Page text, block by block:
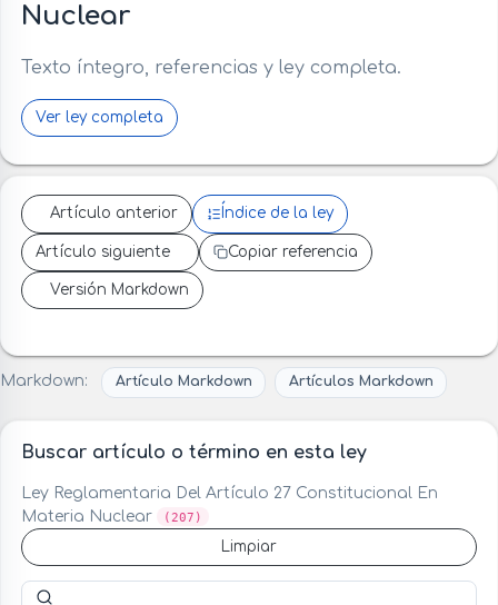
Nuclear
Texto íntegro, referencias y ley completa.
Ver ley completa
Artículo anterior Índice de la ley
Artículo siguiente Copiar referencia
Versión Markdown
Markdown: Artículo Markdown Artículos Markdown
Buscar artículo o término en esta ley
Ley Reglamentaria Del Artículo 27 Constitucional En
Materia Nuclear
(207)
Limpiar
Buscar artículo o término en esta ley